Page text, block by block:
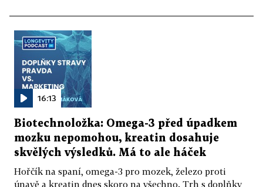
16:13
Biotechnoložka: Omega-3 před úpadkem
mozku nepomohou, kreatin dosahuje
skvělých výsledků. Má to ale háček
Hořčík na spaní, omega-3 pro mozek, železo proti
únavě a kreatin dnes skoro na všechno. Trh s doplňky